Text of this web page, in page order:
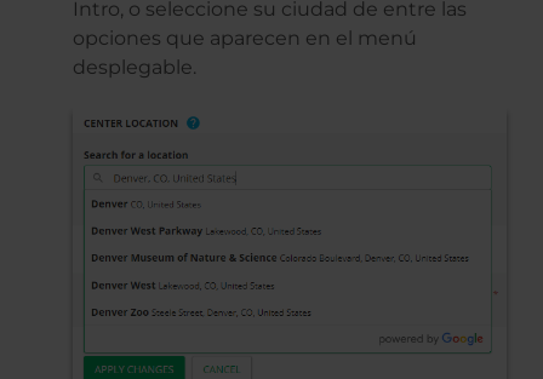
Intro, o seleccione su ciudad de entre las
opciones que aparecen en el menú
desplegable.